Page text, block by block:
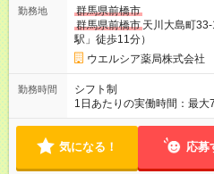
用形態、給与は本採用時と同
勤務地
群馬県前橋市
群馬県前橋市 天川大島町
駅」徒歩11分）
ウエルシア薬局株式会社
勤務時間
シフト制
1日あたりの実働時間：最
時間～応相談 ☆週3～4日の
気になる！ 応募